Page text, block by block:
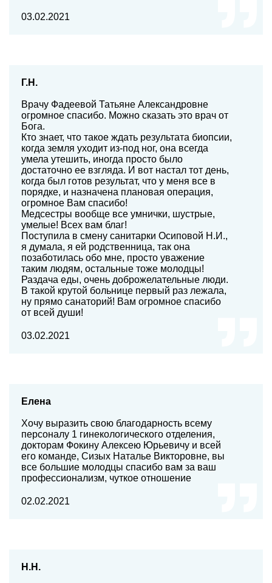
03.02.2021
Г.Н.
Врачу Фадеевой Татьяне Александровне
огромное спасибо. Можно сказать это врач от
Бога.
Кто знает, что такое ждать результата биопсии,
когда земля уходит из-под ног, она всегда
умела утешить, иногда просто было
достаточно ее взгляда. И вот настал тот день,
когда был готов результат, что у меня все в
порядке, и назначена плановая операция,
огромное Вам спасибо!
Медсестры вообще все умнички, шустрые,
умелые! Всех вам благ!
Поступила в смену санитарки Осиповой Н.И.,
я думала, я ей родственница, так она
позаботилась обо мне, просто уважение
таким людям, остальные тоже молодцы!
Раздача еды, очень доброжелательные люди.
В такой крутой больнице первый раз лежала,
ну прямо санаторий! Вам огромное спасибо
от всей души!
03.02.2021
Елена
Хочу выразить свою благодарность всему
персоналу 1 гинекологического отделения,
докторам Фокину Алексею Юрьевичу и всей
его команде, Сизых Наталье Викторовне, вы
все большие молодцы спасибо вам за ваш
профессионализм, чуткое отношение
02.02.2021
Н.Н.